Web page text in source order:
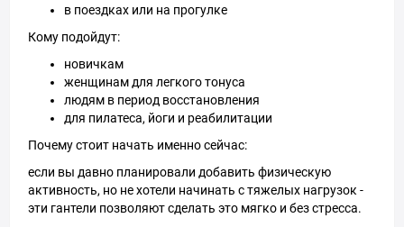
в поездках или на прогулке
Кому подойдут:
новичкам
женщинам для легкого тонуса
людям в период восстановления
для пилатеса, йоги и реабилитации
Почему стоит начать именно сейчас:
если вы давно планировали добавить физическую
активность, но не хотели начинать с тяжелых нагрузок -
эти гантели позволяют сделать это мягко и без стресса.